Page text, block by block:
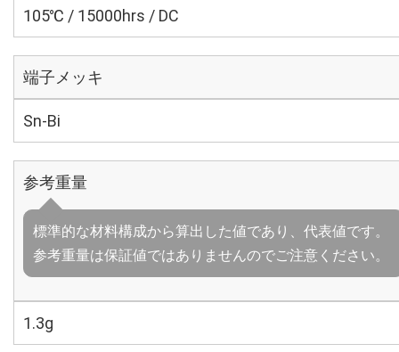
105℃ / 15000hrs / DC
端子メッキ
Sn-Bi
参考重量
標準的な材料構成から算出した値であり、代表値です。
参考重量は保証値ではありませんのでご注意ください。
1.3g